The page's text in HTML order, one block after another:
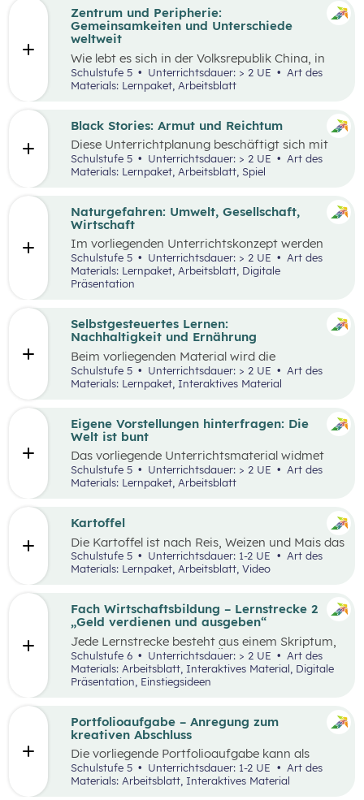
Eigene Vorstellungen hinterfragen: Die
Welt ist bunt
Das vorliegende Unterrichtsmaterial widmet
sich dem Thema Stereotype – insbesondere in
Bezug auf Afrika – und kann als Einstieg in das
visuellem Input soll den Schüler:innen
hinterfragen, zu dekonstruieren und zu
rekonstruieren.
Schulstufe 5 Unterrichtsdauer: > 2 UE
Materials: Lernpaket, Arbeitsblatt
Zentrum und Peripherie:
Gemeinsamkeiten und Unterschiede
weltweit
Wie lebt es sich in der Volksrepublik China, in
Grönland oder in den österreichischen Alpen?
Welche Gemeinsamkeiten und Unterschiede
gibt es? Menschen weltweit haben die gleichen
Wünsche. Sie arbeiten in der Regel, sind an
gleichzeitig mobil sein. Wie diese
Lebensbereiche konkret ausgestaltet sind und
welche Anforderungen sich ergeben, hängt
Schulstufe 5 Unterrichtsdauer: > 2 UE
Materials: Lernpaket, Arbeitsblatt
Kartoffel
Die Kartoffel ist nach Reis, Weizen und Mais das
viertwichtigste Grundnahrungsmittel der
Menschheit. Weltweit gibt es rund 5.000
anpassen. Die Unterrichtsmaterialien
behandeln einerseits gesellschaftliche sowie
naturräumliche Bedingungen der
landwirtschaftlichen Produktion. Wesentliche
Charakteristika der räumlichen Umwelt werden
am Fallbeispiel Kartoffel erhoben und
beschrieben.
Schulstufe 5 Unterrichtsdauer: 1-2 UE
Art des
Materials: Lernpaket, Arbeitsblatt, Video
Black Stories: Armut und Reichtum
Diese Unterrichtplanung beschäftigt sich mit
dem umfassenden Themenbereich Armut.
Methodisch stehen dieBlack Stories
Geschichten, die sich mit unterschiedlichen
beschäftigen – im Zentrum, wobei der Fokus
auf Armut und damit verbundenen
Auswirkungen liegt.
Schulstufe 5 Unterrichtsdauer: > 2 UE
Materials: Lernpaket, Arbeitsblatt, Spiel
Fach Wirtschaftsbildung – Lernstrecke 2
„Geld verdienen und ausgeben“
Jede Lernstrecke besteht aus einem Skriptum,
welches dazu dient einen Überblick über die
jeweilige Lernstrecke zu erhalten. Mit
dem eigenen Unterrichtsgegenstand
Wirtschaftsbildung erwerben Schüler:innen das
Einstellungen und Verhaltensbereitschaften, die
sie in ökonomisch geprägten Lebenssituationen
benötigen. Diese sollen ihnen dabei helfen,
ökonomische Herausforderungen, Aufgaben
und Problemstellungen erkennen, analysieren,
beurteilen und erfolgreich bewältigen zu
Schulstufe 6 Unterrichtsdauer: > 2 UE
Materials: Arbeitsblatt, Interaktives Material, Digitale
Präsentation, Einstiegsideen
Naturgefahren: Umwelt, Gesellschaft,
Wirtschaft
Im vorliegenden Unterrichtskonzept werden
natürliche Prozesse und ihre Auswirkungen auf
die Umwelt, Gesellschaft und Wirtschaft
behandelt.
Schulstufe 5 Unterrichtsdauer: > 2 UE
Art des
Materials: Lernpaket, Arbeitsblatt, Digitale
Präsentation
Portfolioaufgabe – Anregung zum
kreativen Abschluss
Die vorliegende Portfolioaufgabe kann als
Abschluss des Kompetenzbereichs „Leben und
Wirtschaften im Hinblick auf nachhaltige
Schulstufe 5 Unterrichtsdauer: 1-2 UE
Art des
Materials: Arbeitsblatt, Interaktives Material
Selbstgesteuertes Lernen:
Nachhaltigkeit und Ernährung
Beim vorliegenden Material wird die
Lernumgebung viachabaDoozur Verfügung
gestellt und mit einem analogen Lernplan (M2)
Schulstufe 5 Unterrichtsdauer: > 2 UE
Materials: Lernpaket, Interaktives Material